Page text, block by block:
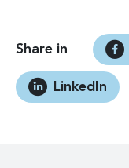
Share in
LinkedIn